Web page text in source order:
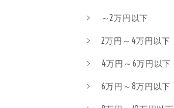
～2万円以下
2万円～4万円以下
4万円～6万円以下
6万円～8万円以下